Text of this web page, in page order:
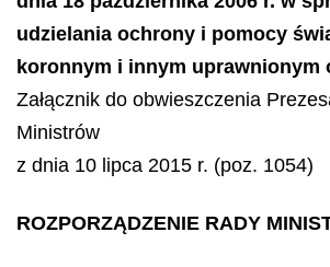
udzielania ochrony i pomocy
koronnym i innym uprawnionym
Załącznik do obwieszczenia
Ministrów
z dnia 10 lipca 2015 r. (poz. 1054)
ROZPORZĄDZENIE RADY